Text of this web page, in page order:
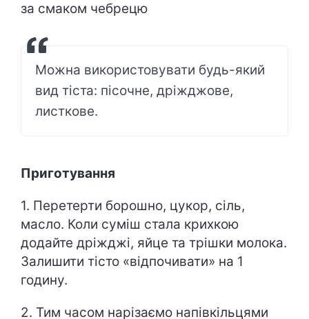
за смаком чебрецю
Можна використовувати будь-який
вид тіста: пісочне, дріжджове,
листкове.
Приготування
1. Перетерти борошно, цукор, сіль,
масло. Коли суміш стала крихкою
додайте дріжджі, яйце та трішки молока.
Залишити тісто «відпочивати» на 1
годину.
2. Тим часом нарізаємо напівкільцями